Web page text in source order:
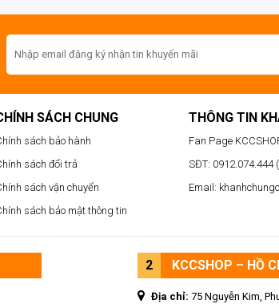
SÁCH CHUNG
sách bảo hành
sách đổi trả
sách vận chuyển
sách bảo mật thông tin
THÔNG TIN
Fan Page
SĐT: 0912.074.444
Email:
2 KCCSHOP – HỒ
Địa chỉ: 75 Nguyễn Kim,